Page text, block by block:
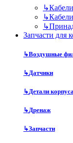
↳Кабели
↳
↳
Запчасти для
↳Воздушные
↳Датчики
↳Детали
↳Дренаж
↳Запчасти